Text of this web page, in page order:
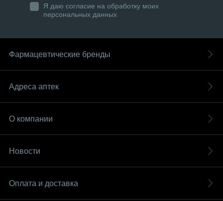
Я даю согласие на обработку моих
персональных данных
Фармацевтические бренды
Адреса аптек
О компании
Новости
Оплата и доставка